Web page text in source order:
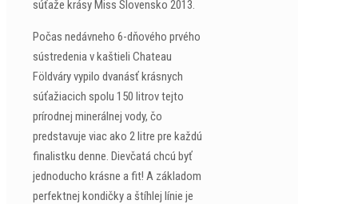
súťaže krásy Miss Slovensko 2013.
Počas nedávneho 6-dňového prvého
sústredenia v kaštieli Chateau
Földváry vypilo dvanásť krásnych
súťažiacich spolu 150 litrov tejto
prírodnej minerálnej vody, čo
predstavuje viac ako 2 litre pre každú
finalistku denne. Dievčatá chcú byť
jednoducho krásne a fit! A základom
perfektnej kondičky a štíhlej línie je